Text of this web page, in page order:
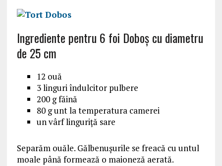
Ingrediente pentru 6 foi Doboş cu diametru
de 25 cm
12 ouă
3 linguri îndulcitor pulbere
200 g făină
80 g unt la temperatura camerei
un vârf linguriță sare
Separăm ouăle. Gălbenușurile se freacă cu untul
moale până formează o maioneză aerată.